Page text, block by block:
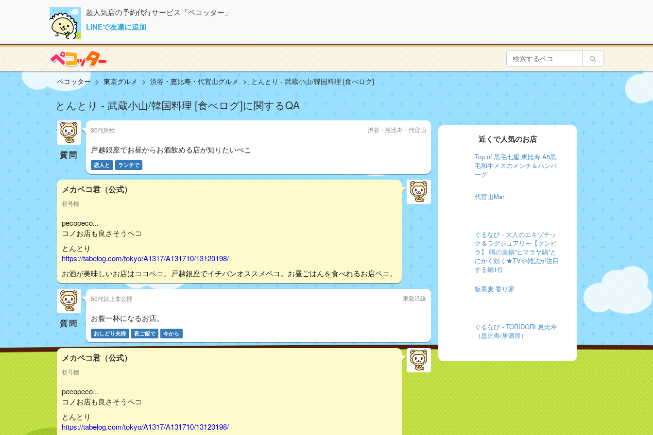
超人気店の予約代行サービス「ペコッター」
LINEで友達に追加
ペコッター 東京グルメ 渋谷・恵比寿・代官山グルメ とんとり - 武蔵小山/韓国料理 [食べログ]
とんとり - 武蔵小山/韓国料理 [食べログ]に関するQA
質問
30代男性 渋谷・恵比寿・代官山
戸越銀座でお昼からお酒飲める店が知りたいぺこ
恋人と ランチで
メカペコ君（公式）
初号機
pecopeco...
コノお店も良さそうペコ
とんとり
https://tabelog.com/tokyo/A1317/A131710/13120198/
お酒が美味しいお店はココペコ。戸越銀座でイチバンオススメペコ。お昼ごはんを食べれるお店ペコ。
質問
50代以上非公開 東急沿線
お腹一杯になるお店。
おしどり夫婦 夜ご飯で 今から
メカペコ君（公式）
初号機
pecopeco...
コノお店も良さそうペコ
とんとり
https://tabelog.com/tokyo/A1317/A131710/13120198/
近くで人気のお店
Top of 黒毛七厘 恵比寿 A5黒
毛和牛メスのメンチ＆ハンバ
ーグ
代官山Mar
ぐるなび - 大人のエキゾチッ
ク＆ラグジュアリー【クンビ
ラ】 噂の美鍋”ヒマラヤ鍋”と
にかく効く★TVや雑誌が注目
する鍋1位
板蕎麦 香り家
ぐるなび - TORIDORI 恵比寿
（恵比寿/居酒屋）